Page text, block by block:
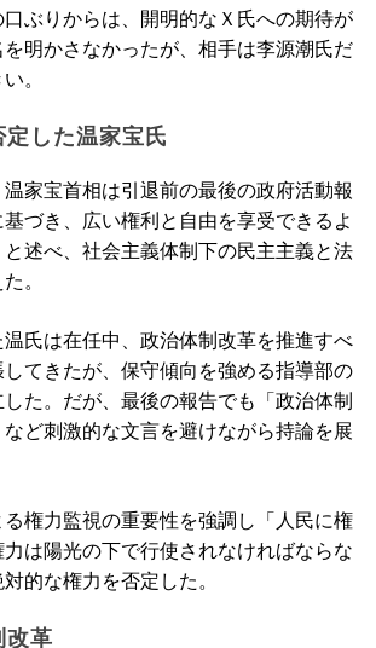
ぶりからは、開明的なＸ氏への期待が
を明かさなかったが、相手は李源潮氏だ
。
した温家宝氏
家宝首相は引退前の最後の政府活動報
づき、広い権利と自由を享受できるよ
と述べ、社会主義体制下の民主主義と法
。
氏は在任中、政治体制改革を推進すべ
てきたが、保守傾向を強める指導部の
た。だが、最後の報告でも「政治体制
ど刺激的な文言を避けながら持論を展
権力監視の重要性を強調し「人民に権
は陽光の下で行使されなければならな
的な権力を否定した。
改革